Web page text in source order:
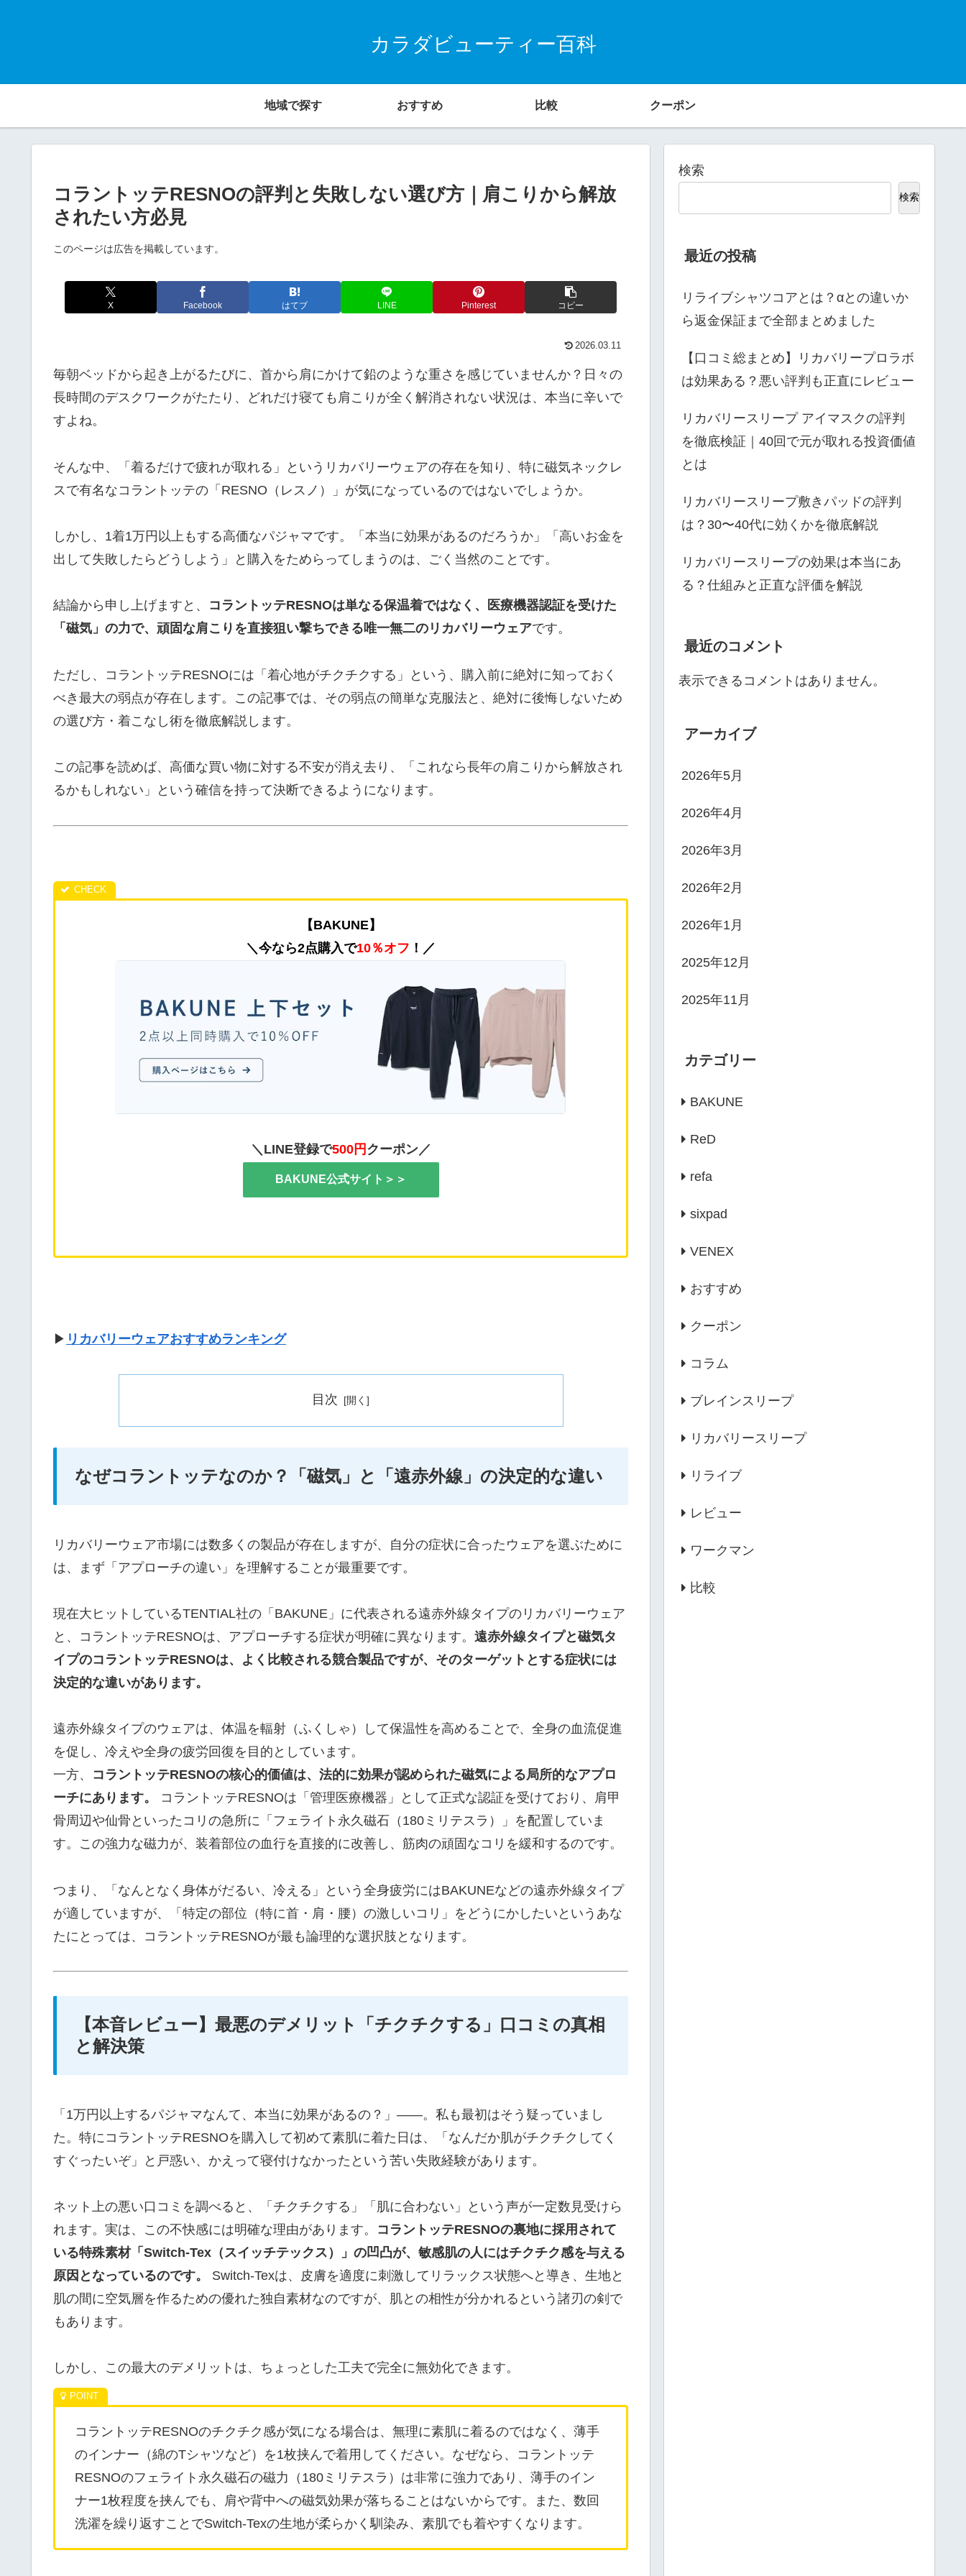
カラダビューティー百科
地域で探す おすすめ 比較 クーポン
コラントッテRESNOの評判と失敗しない選び方｜肩こりから解放
されたい方必見
このページは広告を掲載しています。
X Facebook はてブ LINE Pinterest コピー
2026.03.11
毎朝ベッドから起き上がるたびに、首から肩にかけて鉛のような重さを感じていませんか？日々の
長時間のデスクワークがたたり、どれだけ寝ても肩こりが全く解消されない状況は、本当に辛いで
すよね。
そんな中、「着るだけで疲れが取れる」というリカバリーウェアの存在を知り、特に磁気ネックレ
スで有名なコラントッテの「RESNO（レスノ）」が気になっているのではないでしょうか。
しかし、1着1万円以上もする高価なパジャマです。「本当に効果があるのだろうか」「高いお金を
出して失敗したらどうしよう」と購入をためらってしまうのは、ごく当然のことです。
結論から申し上げますと、 コラントッテRESNOは単なる保温着ではなく、医療機器認証を受けた
「磁気」の力で、頑固な肩こりを直接狙い撃ちできる唯一無二のリカバリーウェアです。
ただし、コラントッテRESNOには「着心地がチクチクする」という、購入前に絶対に知っておく
べき最大の弱点が存在します。この記事では、その弱点の簡単な克服法と、絶対に後悔しないため
の選び方・着こなし術を徹底解説します。
この記事を読めば、高価な買い物に対する不安が消え去り、「これなら長年の肩こりから解放され
るかもしれない」という確信を持って決断できるようになります。
【BAKUNE】
＼今なら2点購入で10％オフ ！／
＼LINE登録で500円 クーポン／
BAKUNE公式サイト＞＞
▶ リカバリーウェアおすすめランキング
目次
なぜコラントッテなのか？「磁気」と「遠赤外線」の決定的な違い
リカバリーウェア市場には数多くの製品が存在しますが、自分の症状に合ったウェアを選ぶために
は、まず「アプローチの違い」を理解することが最重要です。
現在大ヒットしているTENTIAL社の「BAKUNE」に代表される遠赤外線タイプのリカバリーウェア
と、コラントッテRESNOは、アプローチする症状が明確に異なります。 遠赤外線タイプと磁気タ
イプのコラントッテRESNOは、よく比較される競合製品ですが、そのターゲットとする症状には
決定的な違いがあります。
遠赤外線タイプのウェアは、体温を輻射（ふくしゃ）して保温性を高めることで、全身の血流促進
を促し、冷えや全身の疲労回復を目的としています。
一方、 コラントッテRESNOの核心的価値は、法的に効果が認められた磁気による局所的なアプロ
ーチにあります。
コラントッテRESNOは「管理医療機器」として正式な認証を受けており、肩甲
骨周辺や仙骨といったコリの急所に「フェライト永久磁石（180ミリテスラ）」を配置していま
す。この強力な磁力が、装着部位の血行を直接的に改善し、筋肉の頑固なコリを緩和するのです。
つまり、「なんとなく身体がだるい、冷える」という全身疲労にはBAKUNEなどの遠赤外線タイプ
が適していますが、「特定の部位（特に首・肩・腰）の激しいコリ」をどうにかしたいというあな
たにとっては、コラントッテRESNOが最も論理的な選択肢となります。
【本音レビュー】最悪のデメリット「チクチクする」口コミの真相
と解決策
「1万円以上するパジャマなんて、本当に効果があるの？」――。私も最初はそう疑っていまし
た。特にコラントッテRESNOを購入して初めて素肌に着た日は、「なんだか肌がチクチクしてく
すぐったいぞ」と戸惑い、かえって寝付けなかったという苦い失敗経験があります。
ネット上の悪い口コミを調べると、「チクチクする」「肌に合わない」という声が一定数見受けら
れます。実は、この不快感には明確な理由があります。 コラントッテRESNOの裏地に採用されて
いる特殊素材「Switch-Tex（スイッチテックス）」の凹凸が、敏感肌の人にはチクチク感を与える
原因となっているのです。
Switch-Texは、皮膚を適度に刺激してリラックス状態へと導き、生地と
肌の間に空気層を作るための優れた独自素材なのですが、肌との相性が分かれるという諸刃の剣で
もあります。
しかし、この最大のデメリットは、ちょっとした工夫で完全に無効化できます。
コラントッテRESNOのチクチク感が気になる場合は、無理に素肌に着るのではなく、薄手
のインナー（綿のTシャツなど）を1枚挟んで着用してください。なぜなら、コラントッテ
RESNOのフェライト永久磁石の磁力（180ミリテスラ）は非常に強力であり、薄手のイン
ナー1枚程度を挟んでも、肩や背中への磁気効果が落ちることはないからです。また、数回
洗濯を繰り返すことでSwitch-Texの生地が柔らかく馴染み、素肌でも着やすくなります。
検索
検索
最近の投稿
リライブシャツコアとは？αとの違いか
ら返金保証まで全部まとめました
【口コミ総まとめ】リカバリープロラボ
は効果ある？悪い評判も正直にレビュー
リカバリースリープ アイマスクの評判
を徹底検証｜40回で元が取れる投資価値
とは
リカバリースリープ敷きパッドの評判
は？30〜40代に効くかを徹底解説
リカバリースリープの効果は本当にあ
る？仕組みと正直な評価を解説
最近のコメント
表示できるコメントはありません。
アーカイブ
2026年5月
2026年4月
2026年3月
2026年2月
2026年1月
2025年12月
2025年11月
カテゴリー
BAKUNE
ReD
refa
sixpad
VENEX
おすすめ
クーポン
コラム
ブレインスリープ
リカバリースリープ
リライブ
レビュー
ワークマン
比較